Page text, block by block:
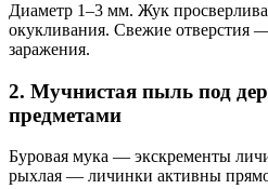
Диаметр 1–3 мм. Жук
окукливания. Свежие отверстия
заражения.
2. Мучнистая пыль под
предметами
Буровая мука — экскременты
рыхлая — личинки активны